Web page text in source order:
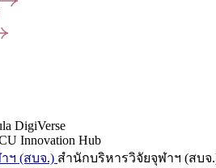
DigiVerse
Innovation Hub
ฯ (สบจ.) สำนักบริหารวิจัยจุฬาฯ (สบจ